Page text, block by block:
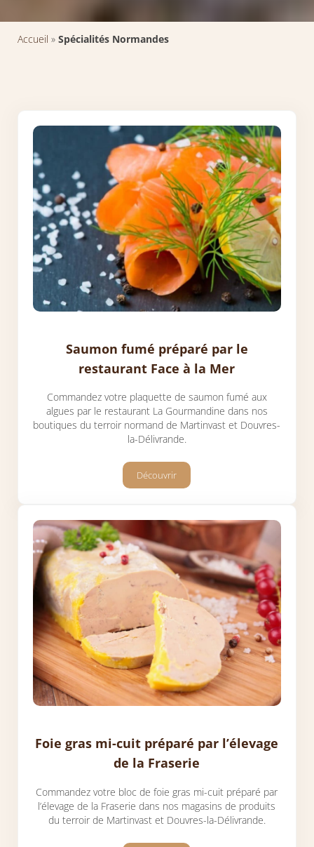
Accueil » Spécialités Normandes
Saumon fumé préparé par le
restaurant Face à la Mer
Commandez votre plaquette de saumon fumé aux
algues par le restaurant La Gourmandine dans nos
boutiques du terroir normand de Martinvast et Douvres-
la-Délivrande.
DécouvrirSaumon fumé préparé par le
Foie gras mi-cuit préparé par l’élevage
de la Fraserie
Commandez votre bloc de foie gras mi-cuit préparé par
l’élevage de la Fraserie dans nos magasins de produits
du terroir de Martinvast et Douvres-la-Délivrande.